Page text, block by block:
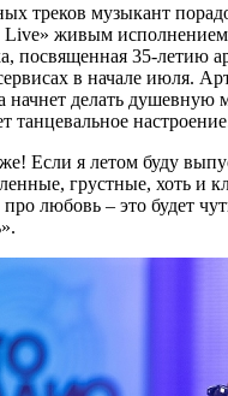
треков музыкант
живым
посвященная 35-летию
в начале июля.
начнет делать душевную
танцевальное
Если я летом буду
грустные, хоть и
любовь – это будет